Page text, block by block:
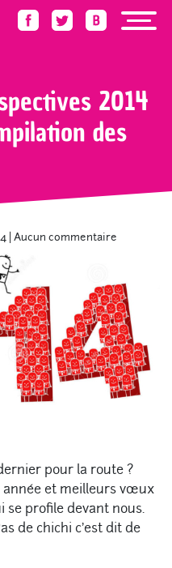
2014
des
Aucun commentaire
pour la route ?
année et meilleurs vœux
se profile devant nous.
de chichi c’est dit de